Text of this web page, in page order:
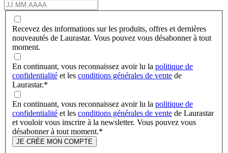
Recevez des informations sur les produits, offres et dernières
nouveautés de Laurastar. Vous pouvez vous désabonner à tout
moment.
En continuant, vous reconnaissez avoir lu la politique de
confidentialité et les conditions générales de vente de
Laurastar.*
En continuant, vous reconnaissez avoir lu la politique de
confidentialité et les conditions générales de vente de Laurastar
et vouloir vous inscrire à la newsletter. Vous pouvez vous
désabonner à tout moment.*
JE CRÉE MON COMPTE